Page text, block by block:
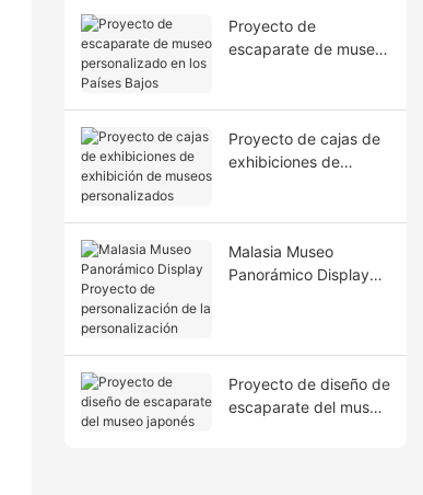
Proyecto de
escaparate de museo
Proyecto de cajas de
exhibiciones de
Malasia Museo
Panorámico Display
Proyecto de diseño de
escaparate del museo